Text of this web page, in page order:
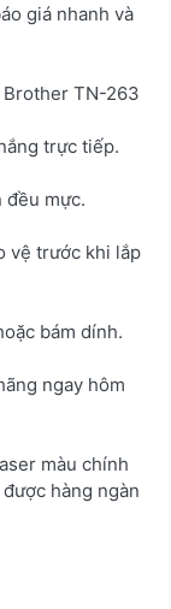
giá nhanh và
TN-263
trực tiếp.
đều mực.
vệ trước khi lắp
bám dính.
ngay hôm
màu chính
hàng ngàn